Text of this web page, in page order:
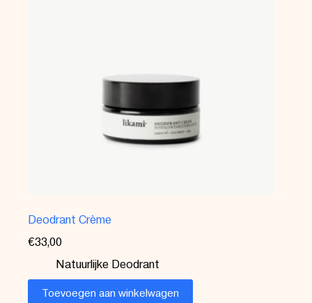
Deodrant Crème
€33,00
Natuurlijke Deodrant
Toevoegen aan winkelwagen